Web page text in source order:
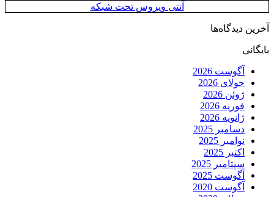
آنتی ویروس تحت شبکه
آخرین دیدگاه‌ها
بایگانی
آگوست 2026
جولای 2026
ژوئن 2026
فوریه 2026
ژانویه 2026
دسامبر 2025
نوامبر 2025
اکتبر 2025
سپتامبر 2025
آگوست 2025
آگوست 2020